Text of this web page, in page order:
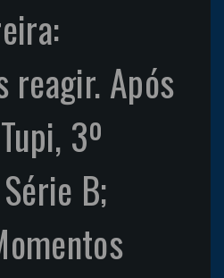
reagir. Após
3º
B;